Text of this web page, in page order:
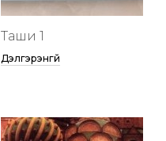
Таши 1
Дэлгэрэнгүй